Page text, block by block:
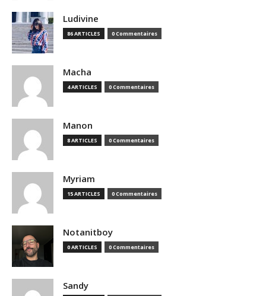
Ludivine
86 ARTICLES 0 Commentaires
Macha
4 ARTICLES 0 Commentaires
Manon
8 ARTICLES 0 Commentaires
Myriam
15 ARTICLES 0 Commentaires
Notanitboy
0 ARTICLES 0 Commentaires
Sandy